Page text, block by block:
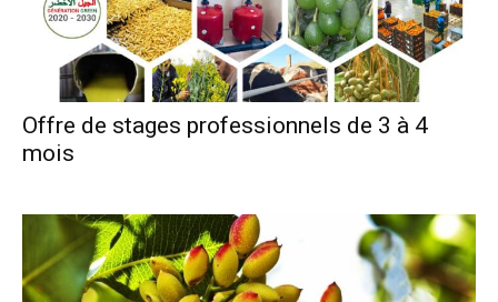
Offre de stages professionnels de 3 à 4
mois